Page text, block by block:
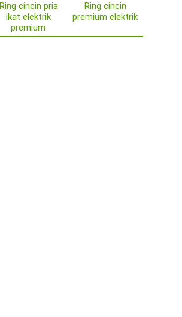
Ring cincin pria
ikat elektrik
premium
Ring cincin
premium elektrik